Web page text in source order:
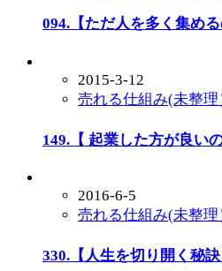
094.【ただ人を多く集め
2015-3-12
売れる仕組み(未整理
149.【 起業した方が良いの
2016-6-5
売れる仕組み(未整理
330.【人生を切り開く秘訣